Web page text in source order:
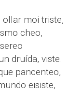
ollar moi triste,
cheo,
druída, viste.
pancenteo,
eisiste,